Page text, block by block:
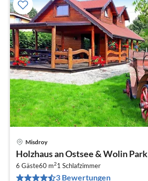
Misdroy
Holzhaus an Ostsee & Wolin Park
6 Gäste60 m21 Schlafzimmer
3 Bewertungen